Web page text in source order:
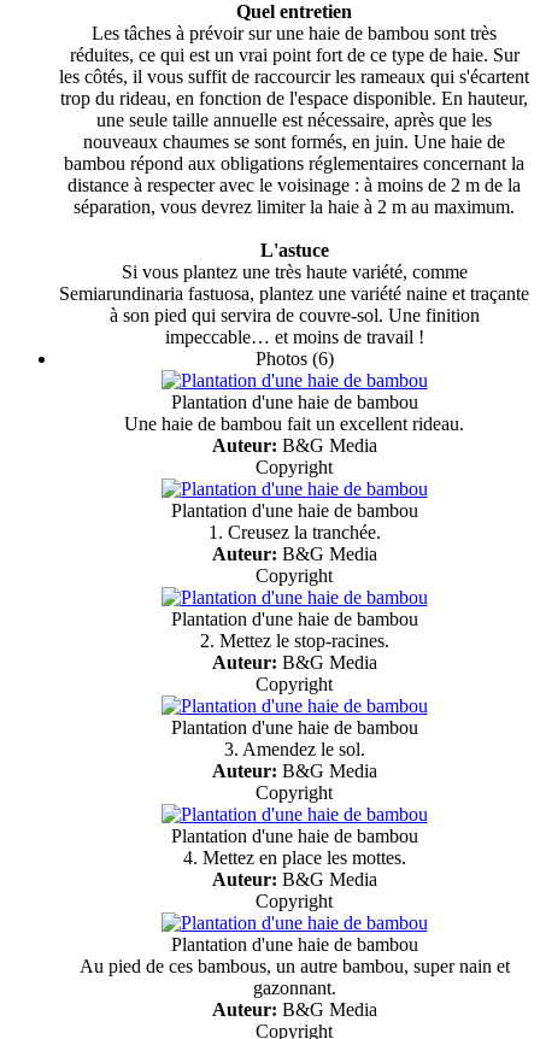
Quel entretien
Les tâches à prévoir sur une haie de bambou sont très
réduites, ce qui est un vrai point fort de ce type de haie. Sur
les côtés, il vous suffit de raccourcir les rameaux qui s'écartent
trop du rideau, en fonction de l'espace disponible. En hauteur,
une seule taille annuelle est nécessaire, après que les
nouveaux chaumes se sont formés, en juin. Une haie de
bambou répond aux obligations réglementaires concernant la
distance à respecter avec le voisinage : à moins de 2 m de la
séparation, vous devrez limiter la haie à 2 m au maximum.
L'astuce
Si vous plantez une très haute variété, comme
Semiarundinaria fastuosa, plantez une variété naine et traçante
à son pied qui servira de couvre-sol. Une finition
impeccable… et moins de travail !
Photos (6)
Plantation d'une haie de bambou
Une haie de bambou fait un excellent rideau.
Auteur: B&G Media
Copyright
Plantation d'une haie de bambou
1. Creusez la tranchée.
Auteur: B&G Media
Copyright
Plantation d'une haie de bambou
2. Mettez le stop-racines.
Auteur: B&G Media
Copyright
Plantation d'une haie de bambou
3. Amendez le sol.
Auteur: B&G Media
Copyright
Plantation d'une haie de bambou
4. Mettez en place les mottes.
Auteur: B&G Media
Copyright
Plantation d'une haie de bambou
Au pied de ces bambous, un autre bambou, super nain et
gazonnant.
Auteur: B&G Media
Copyright